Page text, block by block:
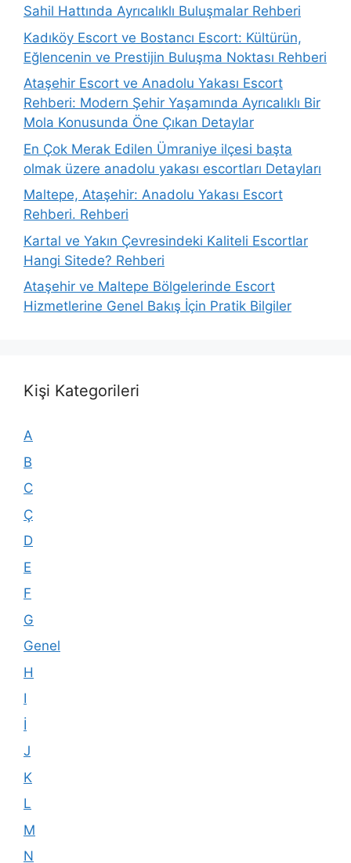
Sahil Hattında Ayrıcalıklı Buluşmalar Rehberi
Kadıköy Escort ve Bostancı Escort: Kültürün,
Eğlencenin ve Prestijin Buluşma Noktası Rehberi
Ataşehir Escort ve Anadolu Yakası Escort
Rehberi: Modern Şehir Yaşamında Ayrıcalıklı Bir
Mola Konusunda Öne Çıkan Detaylar
En Çok Merak Edilen Ümraniye ilçesi başta
olmak üzere anadolu yakası escortları Detayları
Maltepe, Ataşehir: Anadolu Yakası Escort
Rehberi. Rehberi
Kartal ve Yakın Çevresindeki Kaliteli Escortlar
Hangi Sitede? Rehberi
Ataşehir ve Maltepe Bölgelerinde Escort
Hizmetlerine Genel Bakış İçin Pratik Bilgiler
Kişi Kategorileri
A
B
C
Ç
D
E
F
G
Genel
H
I
İ
J
K
L
M
N